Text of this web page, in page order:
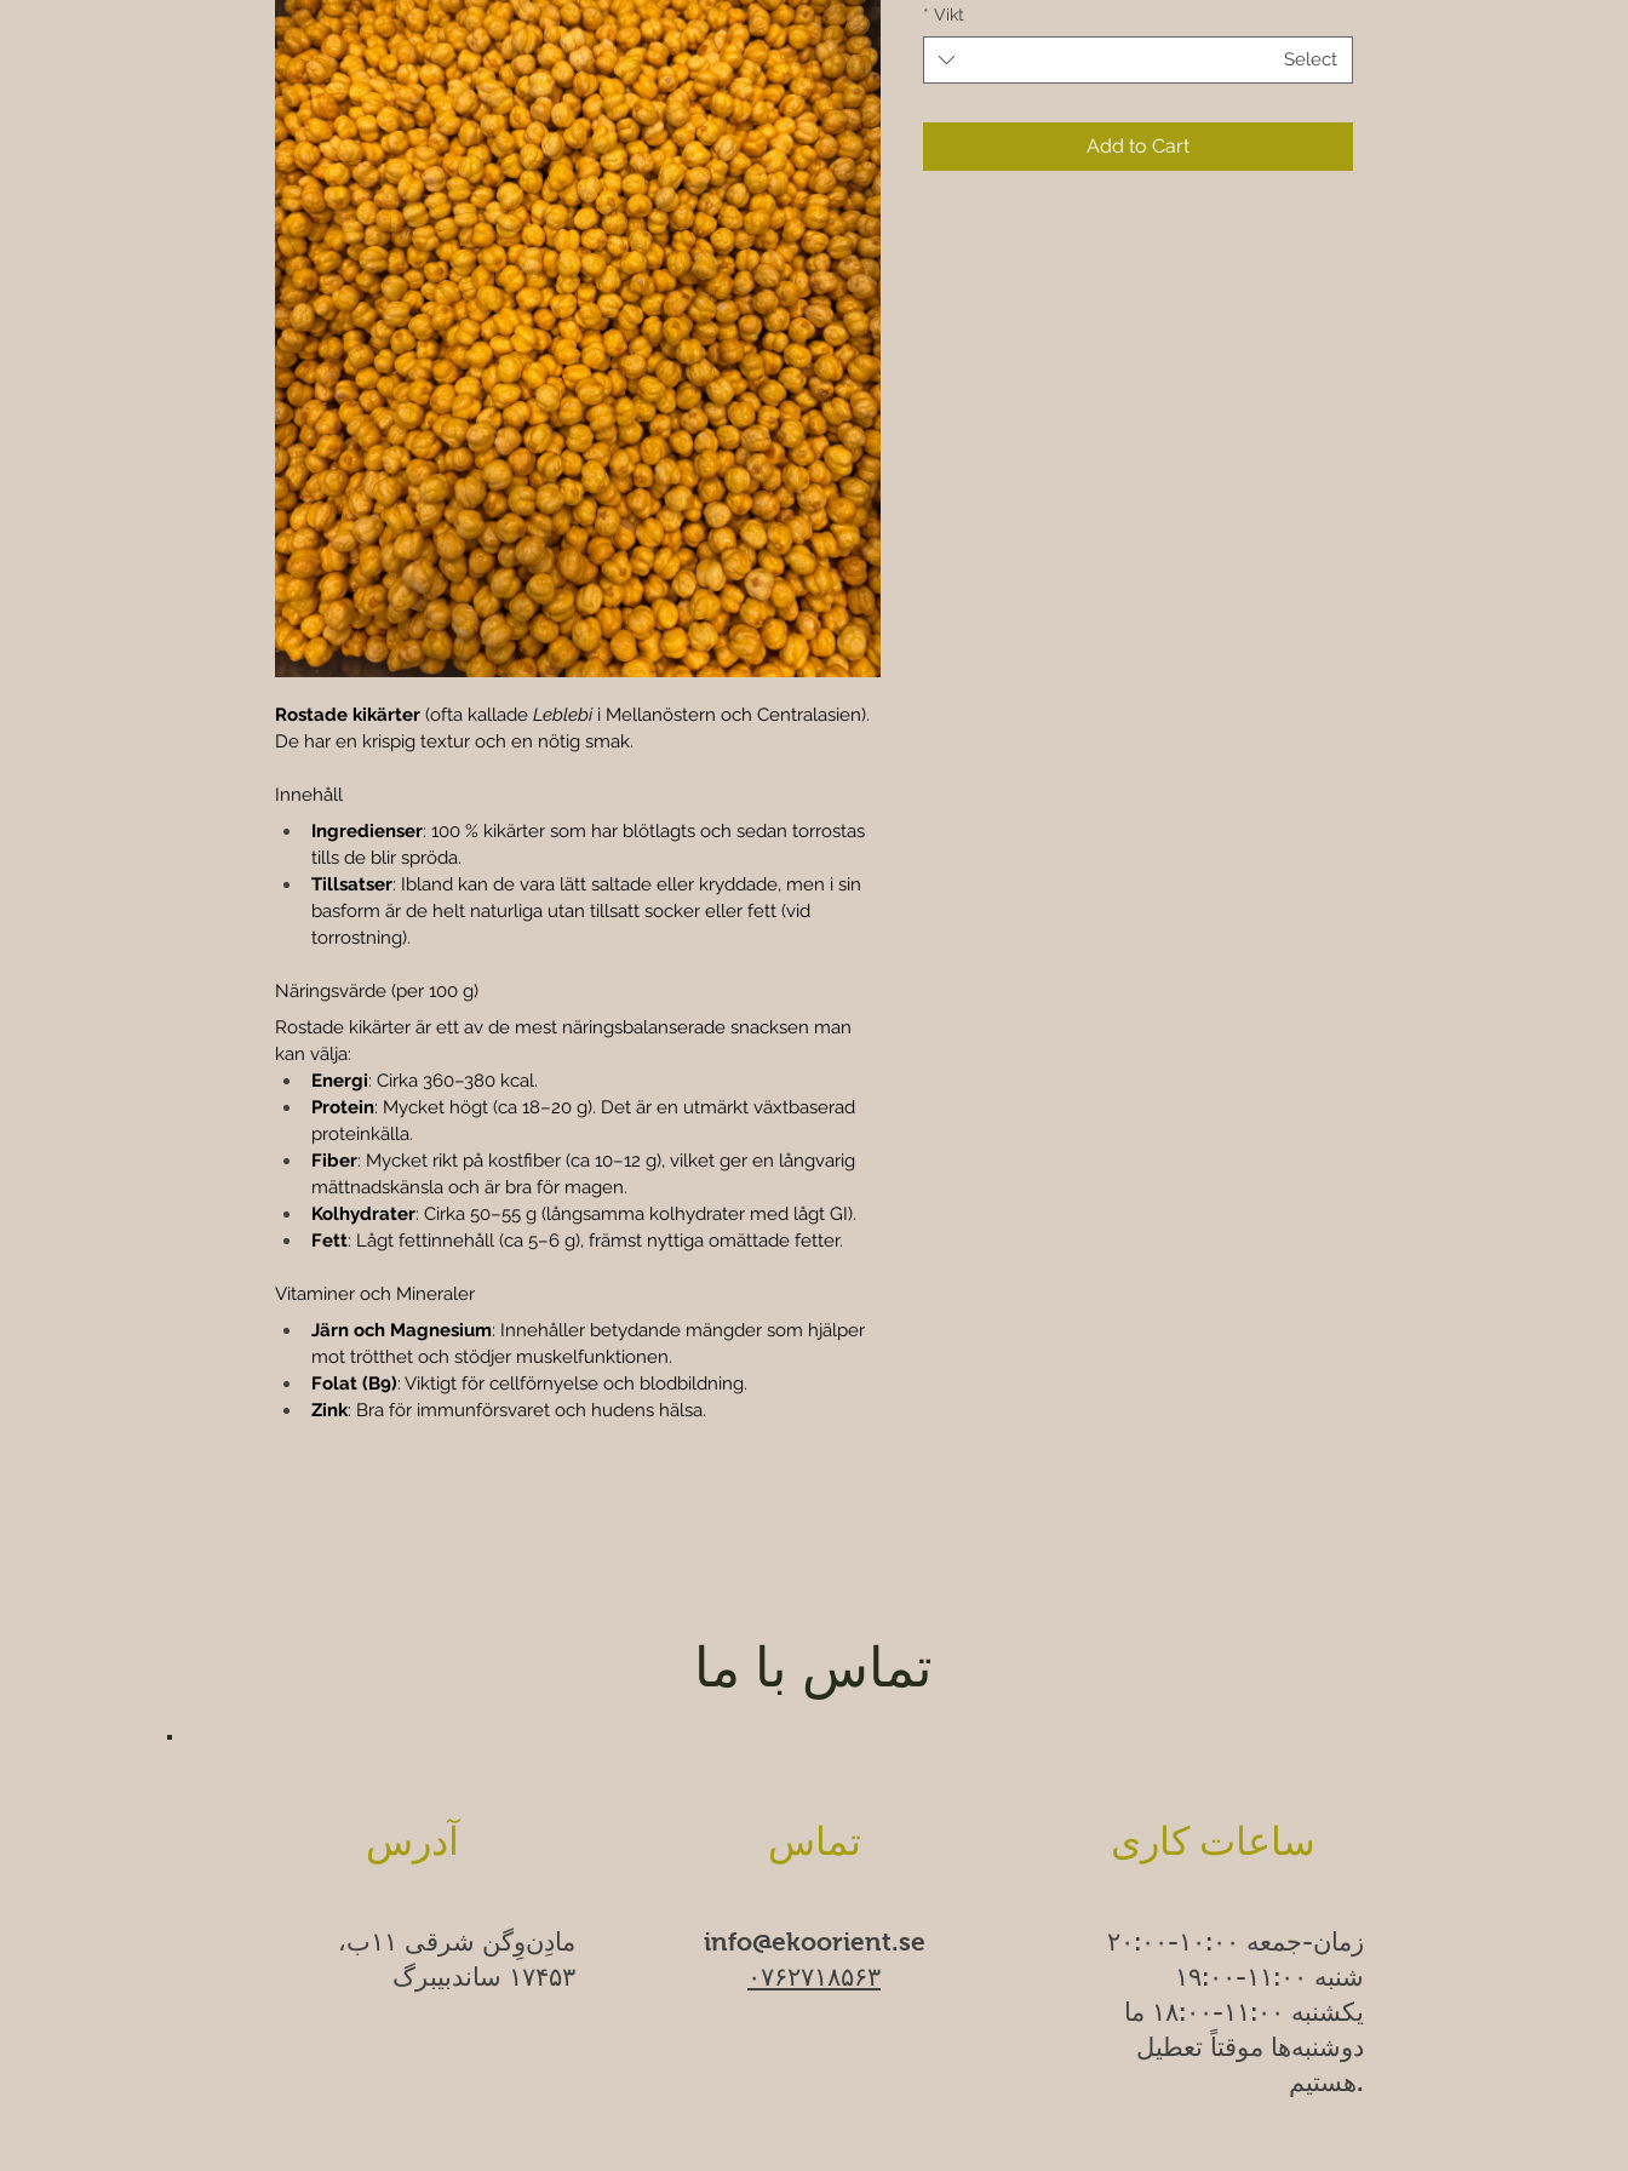
Rostade kikärter (ofta kallade Leblebi i Mellanöstern och Centralasien).
De har en krispig textur och en nötig smak.
Innehåll
Ingredienser: 100 % kikärter som har blötlagts och sedan torrostas
tills de blir spröda.
Tillsatser: Ibland kan de vara lätt saltade eller kryddade, men i sin
basform är de helt naturliga utan tillsatt socker eller fett (vid
torrostning).
Näringsvärde (per 100 g)
Rostade kikärter är ett av de mest näringsbalanserade snacksen man
kan välja:
Energi: Cirka 360–380 kcal.
Protein: Mycket högt (ca 18–20 g). Det är en utmärkt växtbaserad
proteinkälla.
Fiber: Mycket rikt på kostfiber (ca 10–12 g), vilket ger en långvarig
mättnadskänsla och är bra för magen.
Kolhydrater: Cirka 50–55 g (långsamma kolhydrater med lågt GI).
Fett: Lågt fettinnehåll (ca 5–6 g), främst nyttiga omättade fetter.
Vitaminer och Mineraler
Järn och Magnesium: Innehåller betydande mängder som hjälper
mot trötthet och stödjer muskelfunktionen.
Folat (B9): Viktigt för cellförnyelse och blodbildning.
Zink: Bra för immunförsvaret och hudens hälsa.
Vikt
*
Select
Add to Cart
تماس با ما
آدرس
مادِن‌وِگن شرقی ۱۱ب،
۱۷۴۵۳ ساندبیبرگ
تماس
info@ekoorient.se
۰۷۶۲۷۱۸۵۶۳
ساعات کاری
زمان-جمعه ۱۰:۰۰-۲۰:۰۰
شنبه ۱۱:۰۰-۱۹:۰۰
یکشنبه ۱۱:۰۰-۱۸:۰۰
ما
دوشنبه‌ها موقتاً تعطیل
هستیم.